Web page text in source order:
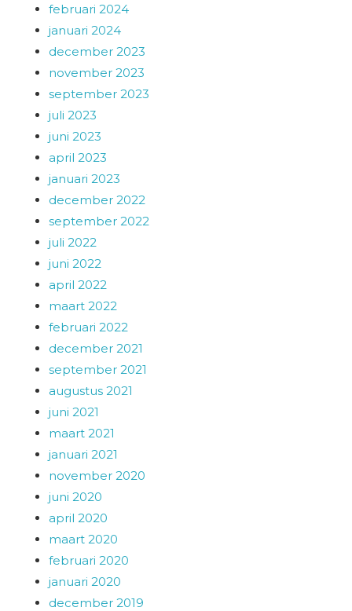
februari 2024
januari 2024
december 2023
november 2023
september 2023
juli 2023
juni 2023
april 2023
januari 2023
december 2022
september 2022
juli 2022
juni 2022
april 2022
maart 2022
februari 2022
december 2021
september 2021
augustus 2021
juni 2021
maart 2021
januari 2021
november 2020
juni 2020
april 2020
maart 2020
februari 2020
januari 2020
december 2019